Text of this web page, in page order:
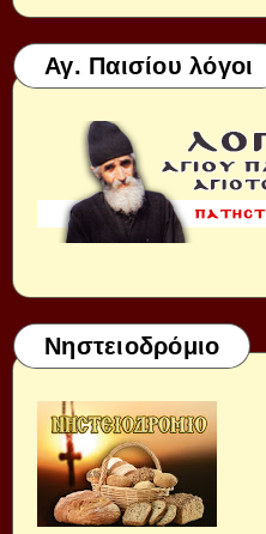
Αγ. Παισίου λόγοι
Νηστειοδρόμιο